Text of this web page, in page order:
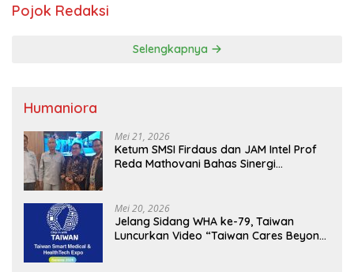
Pojok Redaksi
Selengkapnya
Humaniora
Mei 21, 2026
Ketum SMSI Firdaus dan JAM Intel Prof
Reda Mathovani Bahas Sinergi
MBG, Perkuat Pengawasan Program
Pemerintah
Mei 20, 2026
Jelang Sidang WHA ke-79, Taiwan
Luncurkan Video “Taiwan Cares Beyond